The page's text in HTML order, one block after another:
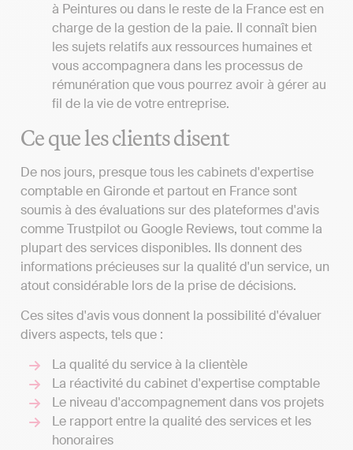
à Peintures ou dans le reste de la France est en
charge de la gestion de la paie. Il connaît bien
les sujets relatifs aux ressources humaines et
vous accompagnera dans les processus de
rémunération que vous pourrez avoir à gérer au
fil de la vie de votre entreprise.
Ce que les clients disent
De nos jours, presque tous les cabinets d'expertise
comptable en Gironde et partout en France sont
soumis à des évaluations sur des plateformes d'avis
comme Trustpilot ou Google Reviews, tout comme la
plupart des services disponibles. Ils donnent des
informations précieuses sur la qualité d'un service, un
atout considérable lors de la prise de décisions.
Ces sites d'avis vous donnent la possibilité d'évaluer
divers aspects, tels que :
La qualité du service à la clientèle
La réactivité du cabinet d'expertise comptable
Le niveau d'accompagnement dans vos projets
Le rapport entre la qualité des services et les
honoraires